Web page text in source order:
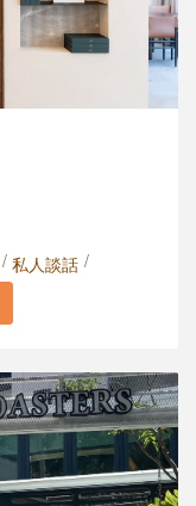
/ 私人談話 /